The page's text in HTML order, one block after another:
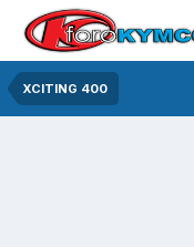
XCITING 400